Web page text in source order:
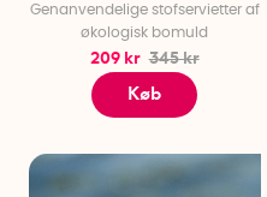
Genanvendelige stofservietter af
økologisk bomuld
209 kr 345 kr
Køb